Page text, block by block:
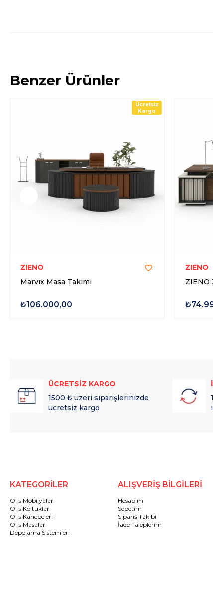
Benzer Ürünler
ZIENO
Marvıx Masa Takımı
₺106.000,00
Ücretsiz
Kargo
ZIENO
ZIENO
ÜCRETSİZ KARGO
1500 ₺ üzeri siparişlerinizde
ücretsiz kargo
KATEGORİLER
Ofis Mobilyaları
Ofis Koltukları
Ofis Kanepeleri
Ofis Masaları
Depolama Sistemleri
ALIŞVERİŞ BİLGİLERİ
Hesabım
Sepetim
Sipariş Takibi
İade Taleplerim